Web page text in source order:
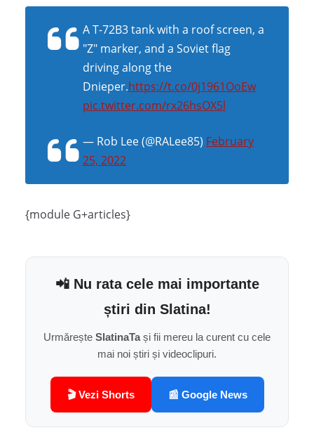
A T-72B3 tank with a roof screen, a
"Z" marker, and a Soviet flag
driving along the
Dnieper.https://t.co/0j1961OoEw
pic.twitter.com/rx26hsOX5l
— Rob Lee (@RALee85) February
25, 2022
{module G+articles}
📲 Nu rata cele mai importante
știri din Slatina!
Urmărește SlatinaTași fii mereu la curent cu cele
mai noi știri și videoclipuri.
🎬 Vezi Shorts 📰 Google News